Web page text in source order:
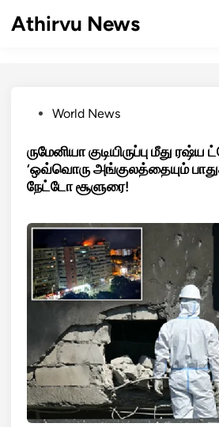
Athirvu News
PostedWorld News
ருமேனியா குடியிருப்பு மீது
‘ஒவ்வொரு அங்குலத்தையும்
நேட்டோ சூளுரை!